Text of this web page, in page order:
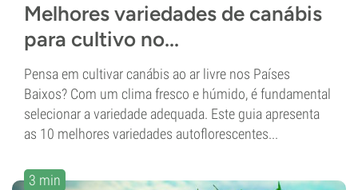
Melhores variedades de canábis
para cultivo no...
Pensa em cultivar canábis ao ar livre nos Países
Baixos? Com um clima fresco e húmido, é fundamental
selecionar a variedade adequada. Este guia apresenta
as 10 melhores variedades autoflorescentes...
3 min